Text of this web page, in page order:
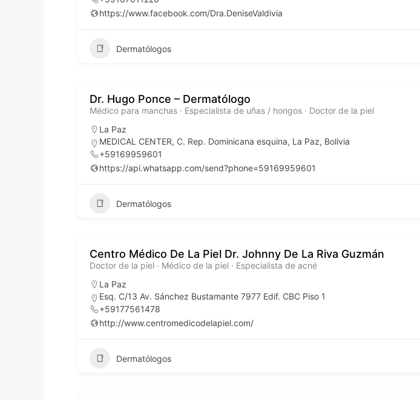
https://www.facebook.com/Dra.DeniseValdivia
Dermatólogos
Dr. Hugo Ponce – Dermatólogo
Médico para manchas · Especialista de uñas / hongos · Doctor de la piel
La Paz
MEDICAL CENTER, C. Rep. Dominicana esquina, La Paz, Bolivia
+59169959601
https://api.whatsapp.com/send?phone=59169959601
Dermatólogos
Centro Médico De La Piel Dr. Johnny De La Riva Guzmán
Doctor de la piel · Médico de la piel · Especialista de acné
La Paz
Esq. C/13 Av. Sánchez Bustamante 7977 Edif. CBC Piso 1
+59177561478
http://www.centromedicodelapiel.com/
Dermatólogos